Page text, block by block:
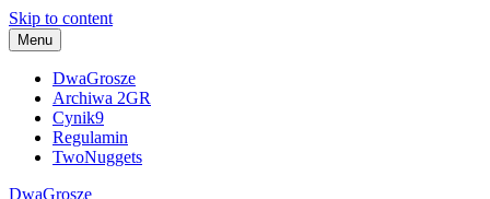
Skip to content
Menu
DwaGrosze
Archiwa 2GR
Cynik9
Regulamin
TwoNuggets
DwaGrosze